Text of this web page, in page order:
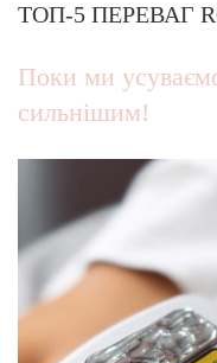
ТОП-5 ПЕРЕВАГ
Поки ми
сильнішим!